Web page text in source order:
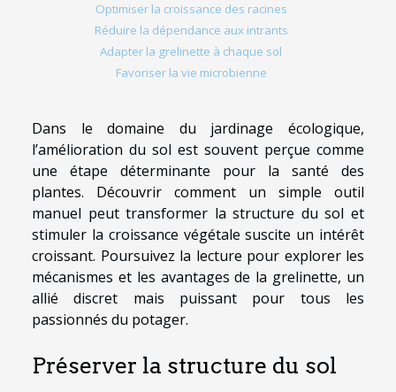
Optimiser la croissance des racines
Réduire la dépendance aux intrants
Adapter la grelinette à chaque sol
Favoriser la vie microbienne
Dans le domaine du jardinage écologique,
l’amélioration du sol est souvent perçue comme
une étape déterminante pour la santé des
plantes. Découvrir comment un simple outil
manuel peut transformer la structure du sol et
stimuler la croissance végétale suscite un intérêt
croissant. Poursuivez la lecture pour explorer les
mécanismes et les avantages de la grelinette, un
allié discret mais puissant pour tous les
passionnés du potager.
Préserver la structure du sol